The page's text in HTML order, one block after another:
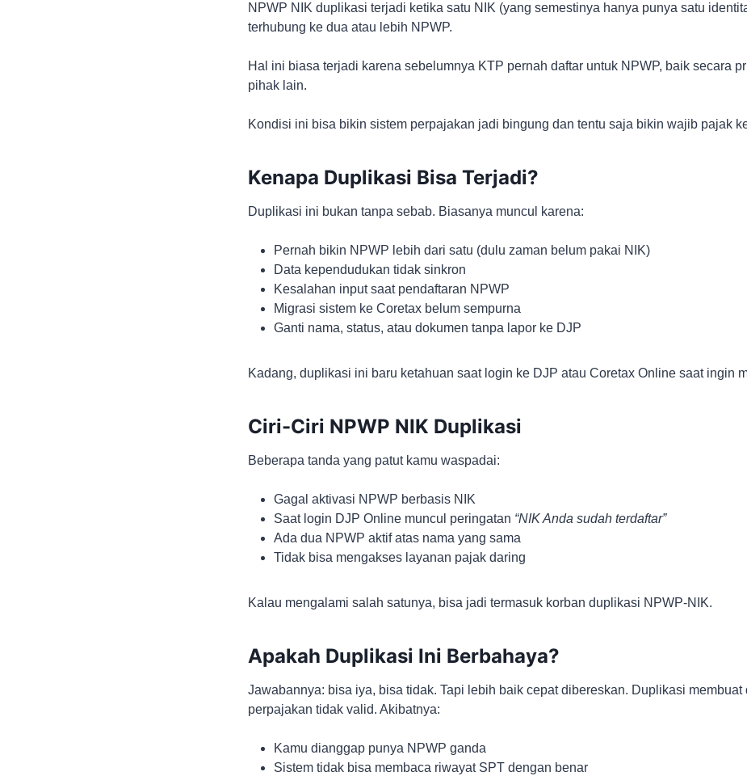
NPWP NIK duplikasi terjadi ketika satu NIK (yang semestinya hanya punya satu
terhubung ke dua atau lebih NPWP.
Hal ini biasa terjadi karena sebelumnya KTP pernah daftar untuk NPWP, baik secara
pihak lain.
Kondisi ini bisa bikin sistem perpajakan jadi bingung dan tentu saja bikin wajib pajak
Kenapa Duplikasi Bisa Terjadi?
Duplikasi ini bukan tanpa sebab. Biasanya muncul karena:
Pernah bikin NPWP lebih dari satu (dulu zaman belum pakai NIK)
Data kependudukan tidak sinkron
Kesalahan input saat pendaftaran NPWP
Migrasi sistem ke Coretax belum sempurna
Ganti nama, status, atau dokumen tanpa lapor ke DJP
Kadang, duplikasi ini baru ketahuan saat login ke DJP atau Coretax Online saat ingin
Ciri-Ciri NPWP NIK Duplikasi
Beberapa tanda yang patut kamu waspadai:
Gagal aktivasi NPWP berbasis NIK
Saat login DJP Online muncul peringatan “NIK Anda sudah terdaftar”
Ada dua NPWP aktif atas nama yang sama
Tidak bisa mengakses layanan pajak daring
Kalau mengalami salah satunya, bisa jadi termasuk korban duplikasi NPWP-NIK.
Apakah Duplikasi Ini Berbahaya?
Jawabannya: bisa iya, bisa tidak. Tapi lebih baik cepat dibereskan. Duplikasi membuat
perpajakan tidak valid. Akibatnya:
Kamu dianggap punya NPWP ganda
Sistem tidak bisa membaca riwayat SPT dengan benar